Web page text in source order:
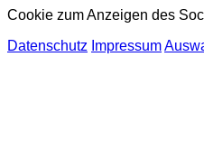
Cookie zum Anzeigen des
Datenschutz Impressum